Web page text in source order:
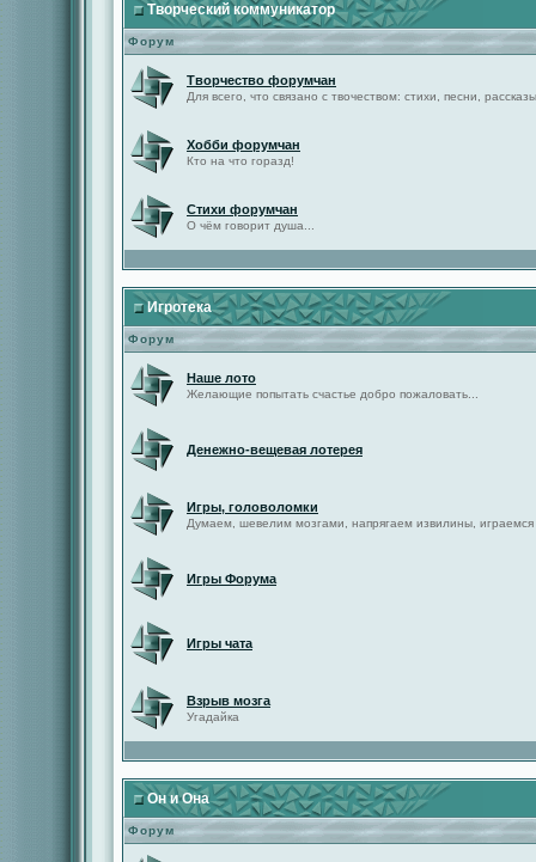
Творческий коммуникатор
Форум
Творчество форумчан
Для всего, что связано с твочеством: стихи, песни,
Хобби форумчан
Кто на что горазд!
Стихи форумчан
О чём говорит душа...
Игротека
Форум
Наше лото
Желающие попытать счастье добро пожаловать...
Денежно-вещевая лотерея
Игры, головоломки
Думаем, шевелим мозгами, напрягаем извилины,
Игры Форума
Игры чата
Взрыв мозга
Угадайка
Он и Она
Форум